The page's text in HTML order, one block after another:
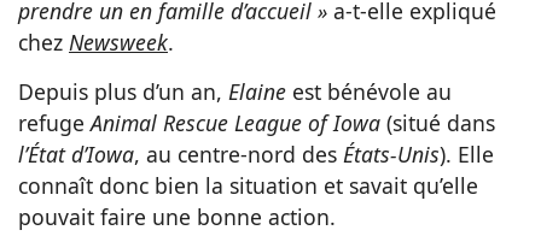
prendre un en famille d’accueil » a-t-elle expliqué
chez Newsweek.
Depuis plus d’un an, Elaine est bénévole au
refugeAnimal Rescue League of Iowa (situé dans
l’État d’Iowa, au centre-nord des États-Unis). Elle
connaît donc bien la situation et savait qu’elle
pouvait faire une bonne action.